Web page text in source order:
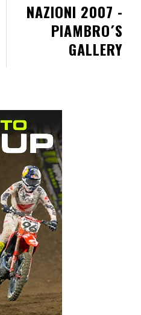
NAZIONI 2007 -
PIAMBRO´S
GALLERY